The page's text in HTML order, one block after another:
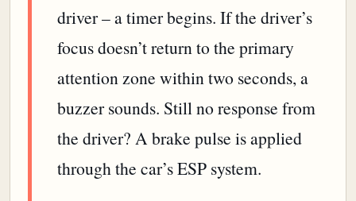
driver – a timer begins. If the driver’s
focus doesn’t return to the primary
attention zone within two seconds, a
buzzer sounds. Still no response from
the driver? A brake pulse is applied
through the car’s ESP system.